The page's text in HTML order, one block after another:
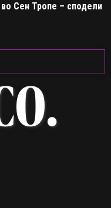
Сен Тропе – сподели